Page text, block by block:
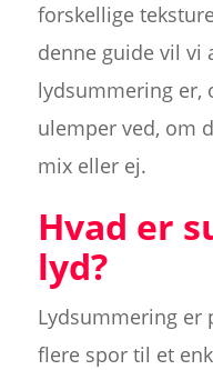
forskellige
denne guide vil vi
lydsummering er,
ulemper ved, om
mix eller ej.
Hvad er
lyd?
Lydsummering er
flere spor til et